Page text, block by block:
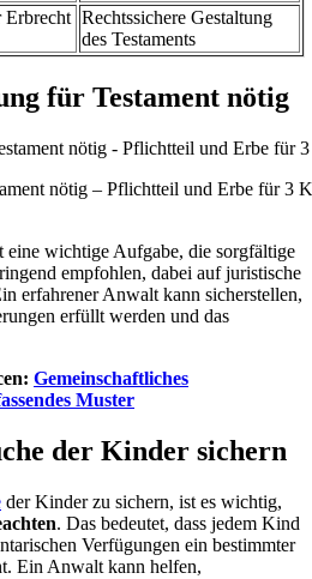
Erbrecht Rechtssichere Gestaltung
des Testaments
für Testament nötig
nötig – Pflichtteil und Erbe für 3
eine wichtige Aufgabe, die sorgfältige
empfohlen, dabei auf juristische
erfahrener Anwalt kann sicherstellen,
erfüllt werden und das
Gemeinschaftliches
Muster
der Kinder sichern
der Kinder zu sichern, ist es wichtig,
. Das bedeutet, dass jedem Kind
Verfügungen ein bestimmter
Ein Anwalt kann helfen,